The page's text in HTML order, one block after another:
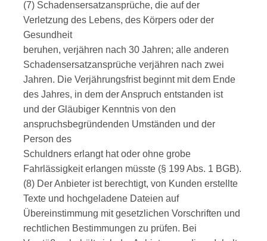
(7) Schadensersatzansprüche, die auf der
Verletzung des Lebens, des Körpers oder der
Gesundheit
beruhen, verjähren nach 30 Jahren; alle anderen
Schadensersatzansprüche verjähren nach zwei
Jahren. Die Verjährungsfrist beginnt mit dem Ende
des Jahres, in dem der Anspruch entstanden ist
und der Gläubiger Kenntnis von den
anspruchsbegründenden Umständen und der
Person des
Schuldners erlangt hat oder ohne grobe
Fahrlässigkeit erlangen müsste (§ 199 Abs. 1 BGB).
(8) Der Anbieter ist berechtigt, von Kunden erstellte
Texte und hochgeladene Dateien auf
Übereinstimmung mit gesetzlichen Vorschriften und
rechtlichen Bestimmungen zu prüfen. Bei